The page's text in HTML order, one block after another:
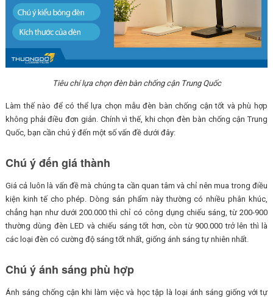
Tiêu chí lựa chọn đèn bàn chống cận Trung Quốc
Làm thế nào để có thể lựa chọn mẫu đèn bàn chống cận tốt và phù hợp
không phải điều đơn giản. Chính vì thế, khi chọn đèn bàn chống cận Trung
Quốc, bạn cần chú ý đến một số vấn đề dưới đây:
Chú ý đến giá thành
Giá cả luôn là vấn đề mà chúng ta cần quan tâm và chỉ nên mua trong điều
kiện kinh tế cho phép. Dòng sản phẩm này thường có nhiều phân khúc,
chẳng hạn như dưới 200.000 thì chỉ có công dụng chiếu sáng, từ 200-900
thường dùng đèn LED và chiếu sáng tốt hơn, còn từ 900.000 trở lên thì là
các loại đèn có cường độ sáng tốt nhất, giống ánh sáng tự nhiên nhất.
Chú ý ánh sáng phù hợp
Ánh sáng chống cận khi làm việc và học tập là loại ánh sáng giống với tự